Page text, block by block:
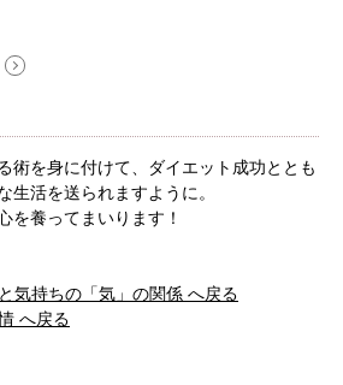
術を身に付けて、ダイエット成功ととも
生活を送られますように。
を養ってまいります！
気持ちの「気」の関係 へ戻る
へ戻る